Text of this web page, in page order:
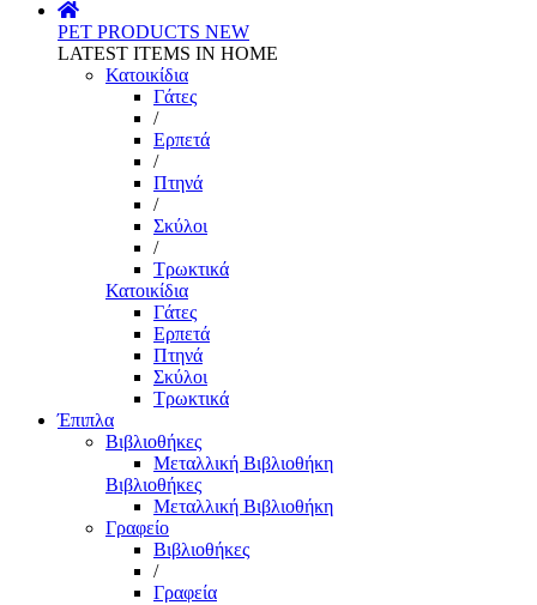
PET PRODUCTS NEW
LATEST ITEMS IN HOME
Κατοικίδια
Γάτες
/
Ερπετά
/
Πτηνά
/
Σκύλοι
/
Τρωκτικά
Κατοικίδια
Γάτες
Ερπετά
Πτηνά
Σκύλοι
Τρωκτικά
Έπιπλα
Βιβλιοθήκες
Μεταλλική Βιβλιοθήκη
Βιβλιοθήκες
Μεταλλική Βιβλιοθήκη
Γραφείο
Βιβλιοθήκες
/
Γραφεία